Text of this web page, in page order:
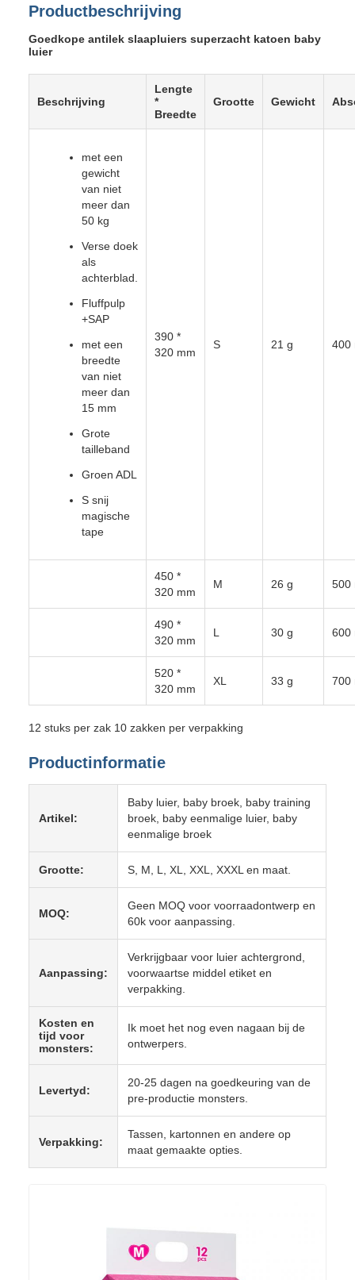
Productbeschrijving
Goedkope antilek slaapluiers superzacht katoen baby
luier
Beschrijving
Lengte
*
Breedte
Grootte Gewicht
met een
gewicht
van niet
meer dan
50 kg
Verse doek
als
achterblad.
Fluffpulp
+SAP
met een
breedte
van niet
meer dan
15 mm
Grote
tailleband
Groen ADL
S snij
magische
tape
390 *
320 mm
S 21 g 400
450 *
320 mm
M 26 g 500
490 *
320 mm
L 30 g 600
520 *
320 mm
XL 33 g 700
12 stuks per zak 10 zakken per verpakking
Productinformatie
Artikel:
Baby luier, baby broek, baby training
broek, baby eenmalige luier, baby
eenmalige broek
Grootte: S, M, L, XL, XXL, XXXL en maat.
MOQ:
Geen MOQ voor voorraadontwerp en
60k voor aanpassing.
Aanpassing:
Verkrijgbaar voor luier achtergrond,
voorwaartse middel etiket en
verpakking.
Kosten en
tijd voor
monsters:
Ik moet het nog even nagaan bij de
ontwerpers.
Levertyd:
20-25 dagen na goedkeuring van de
pre-productie monsters.
Verpakking:
Tassen, kartonnen en andere op
maat gemaakte opties.